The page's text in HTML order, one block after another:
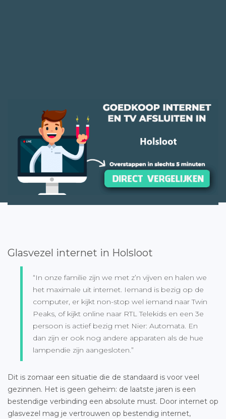
Glasvezel internet in Holsloot
“In onze familie zijn we met z’n vijven en halen we
het maximale uit internet. Iemand is bezig op de
computer, er kijkt non-stop wel iemand naar Twin
Peaks, of kijkt online naar RTL Telekids en een 3e
persoon is actief bezig met Nier: Automata. En
dan zijn er ook nog andere apparaten als de hue
lampendie zijn aangesloten.”
Dit is zomaar een situatie die de standaard is voor veel
gezinnen. Het is geen geheim: de laatste jaren is een
bestendige verbinding een absolute must. Door internet op
glasvezel mag je vertrouwen op bestendig internet,